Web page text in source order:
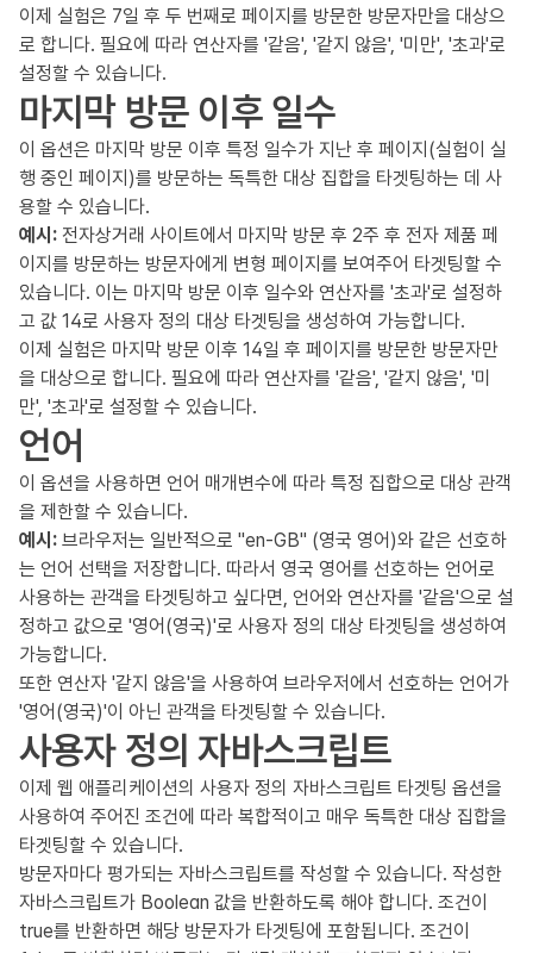
이제 실험은 7일 후 두 번째로 페이지를 방문한 방문자만을 대상으
로 합니다. 필요에 따라 연산자를 '같음', '같지 않음', '미만', '초과'로
설정할 수 있습니다.
마지막 방문 이후 일수
이 옵션은 마지막 방문 이후 특정 일수가 지난 후 페이지(실험이 실
행 중인 페이지)를 방문하는 독특한 대상 집합을 타겟팅하는 데 사
용할 수 있습니다.
예시: 전자상거래 사이트에서 마지막 방문 후 2주 후 전자 제품 페
이지를 방문하는 방문자에게 변형 페이지를 보여주어 타겟팅할 수
있습니다. 이는 마지막 방문 이후 일수와 연산자를 '초과'로 설정하
고 값 14로 사용자 정의 대상 타겟팅을 생성하여 가능합니다.
이제 실험은 마지막 방문 이후 14일 후 페이지를 방문한 방문자만
을 대상으로 합니다. 필요에 따라 연산자를 '같음', '같지 않음', '미
만', '초과'로 설정할 수 있습니다.
언어
이 옵션을 사용하면 언어 매개변수에 따라 특정 집합으로 대상 관객
을 제한할 수 있습니다.
예시: 브라우저는 일반적으로 "en-GB" (영국 영어)와 같은 선호하
는 언어 선택을 저장합니다. 따라서 영국 영어를 선호하는 언어로
사용하는 관객을 타겟팅하고 싶다면, 언어와 연산자를 '같음'으로 설
정하고 값으로 '영어(영국)'로 사용자 정의 대상 타겟팅을 생성하여
가능합니다.
또한 연산자 '같지 않음'을 사용하여 브라우저에서 선호하는 언어가
'영어(영국)'이 아닌 관객을 타겟팅할 수 있습니다.
사용자 정의 자바스크립트
이제 웹 애플리케이션의 사용자 정의 자바스크립트 타겟팅 옵션을
사용하여 주어진 조건에 따라 복합적이고 매우 독특한 대상 집합을
타겟팅할 수 있습니다.
방문자마다 평가되는 자바스크립트를 작성할 수 있습니다. 작성한
자바스크립트가 Boolean 값을 반환하도록 해야 합니다. 조건이
true를 반환하면 해당 방문자가 타겟팅에 포함됩니다. 조건이